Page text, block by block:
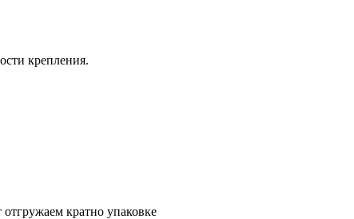
крепления.
кратно упаковке